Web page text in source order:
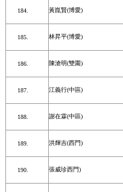
黃崑賢(博愛)
林昇平(博愛)
陳滄明(雙園)
江義行(中區)
謝在霖(中區)
洪輝吉(西門)
張威珍西門)